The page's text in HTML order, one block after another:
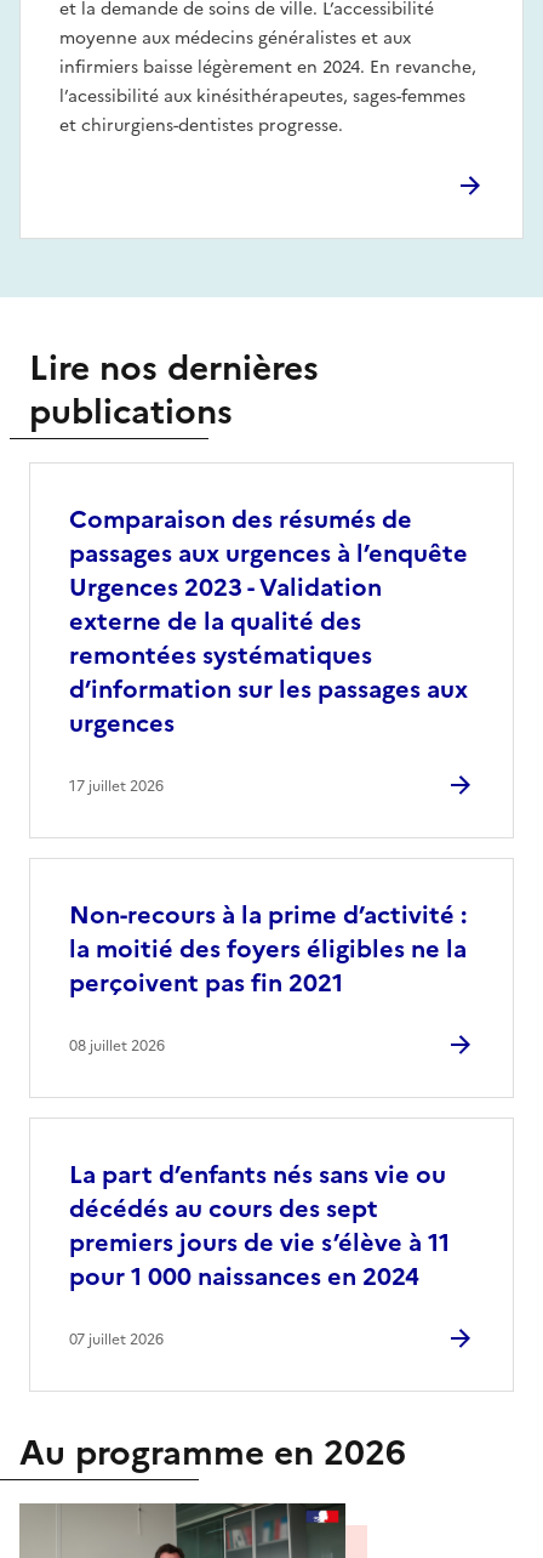
et la demande de soins de ville. L’accessibilité
moyenne aux médecins généralistes et aux
infirmiers baisse légèrement en 2024. En revanche,
l’acessibilité aux kinésithérapeutes, sages-femmes
et chirurgiens-dentistes progresse.
Lire nos dernières
publications
Comparaison des résumés de
passages aux urgences à l’enquête
Urgences 2023 - Validation
externe de la qualité des
remontées systématiques
d’information sur les passages aux
urgences
17 juillet 2026
Non-recours à la prime d’activité :
la moitié des foyers éligibles ne la
perçoivent pas fin 2021
08 juillet 2026
La part d’enfants nés sans vie ou
décédés au cours des sept
premiers jours de vie s’élève à 11
pour 1 000 naissances en 2024
07 juillet 2026
Au programme en 2026